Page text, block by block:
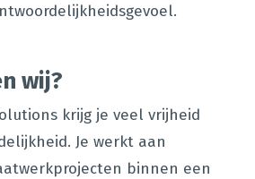
wij?
krijg je veel vrijheid
Je werkt aan
binnen een